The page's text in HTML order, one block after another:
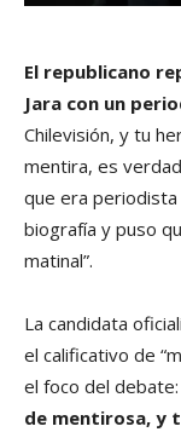
El republicano
Jara con un
Chilevisión, y tu
mentira, es
que era
biografía y puso
matinal”.
La candidata
el calificativo de
el foco del debate:
de mentirosa, y